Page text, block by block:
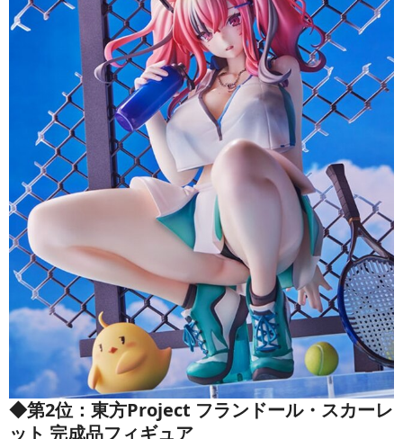
◆第2位：東方Project フランドール・スカーレ
ット 完成品フィギュア